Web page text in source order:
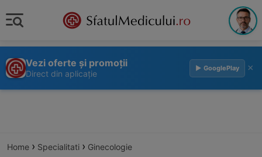
Vezi oferte și promoții
Direct din aplicație
▶ GooglePlay ×
Home › Specialitati › Ginecologie